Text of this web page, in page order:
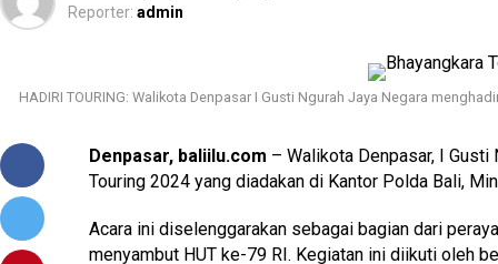
Reporter: admin
HADIRI TOURING: Walikota Denpasar I Gusti Ngurah Jaya Negara
Denpasar, baliilu.com – Walikota Denpasar, I Gusti
Touring 2024 yang diadakan di Kantor Polda Bali,
Acara ini diselenggarakan sebagai bagian dari
menyambut HUT ke-79 RI. Kegiatan ini diikuti oleh